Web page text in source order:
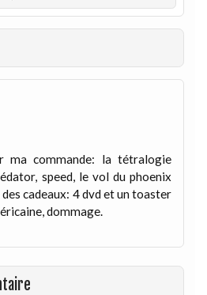
ma commande: la tétralogie
speed, le vol du phoenix
cadeaux: 4 dvd et un toaster
dommage.